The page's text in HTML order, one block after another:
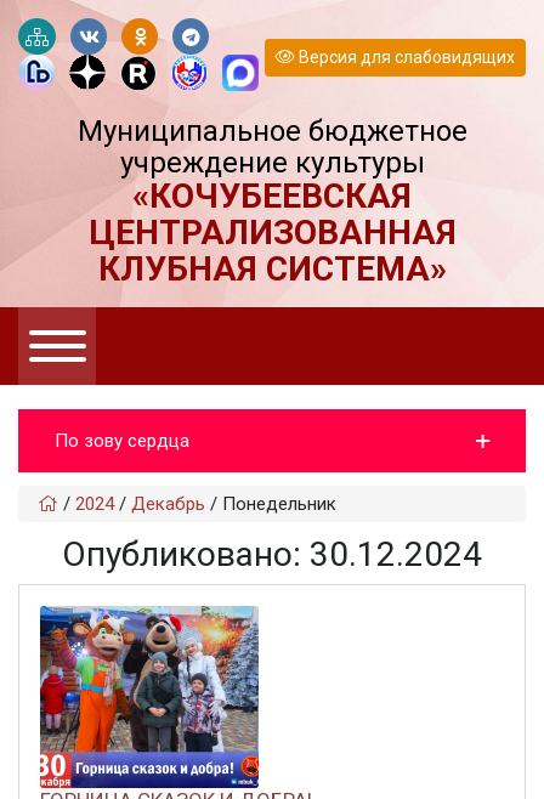
Версия для слабовидящих
Муниципальное бюджетное
учреждение культуры
«КОЧУБЕЕВСКАЯ
ЦЕНТРАЛИЗОВАННАЯ
КЛУБНАЯ СИСТЕМА»
По зову сердца
/ 2024/ Декабрь / Понедельник
Опубликовано: 30.12.2024